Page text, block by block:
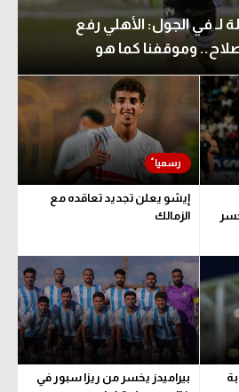
لـ في الجول: الأهلي رفع
وموقفنا كما هو
إيشو يعلن تجديد تعاقده مع
الزمالك
بيراميدز يخسر من ريزا سبور في